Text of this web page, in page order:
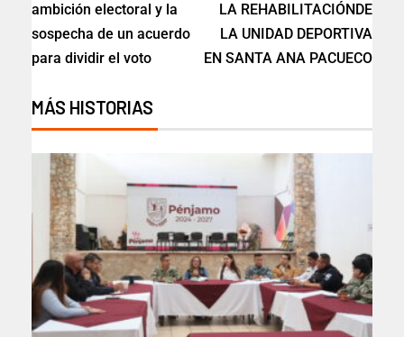
ambición electoral y la
sospecha de un acuerdo
para dividir el voto
LA REHABILITACIÓNDE
LA UNIDAD DEPORTIVA
EN SANTA ANA PACUECO
MÁS HISTORIAS